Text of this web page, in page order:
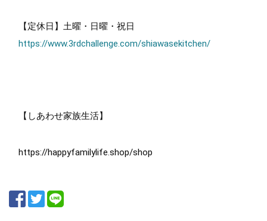
【定休日】土曜・日曜・祝日
https://www.3rdchallenge.com/shiawasekitchen/
【しあわせ家族生活】
https://happyfamilylife.shop/shop